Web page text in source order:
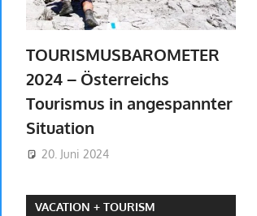
TOURISMUSBAROMETER
2024 – Österreichs
Tourismus in angespannter
Situation
20. Juni 2024
VACATION + TOURISM